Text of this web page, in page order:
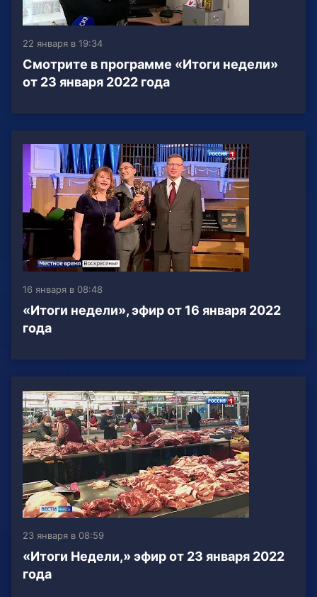
22 января в 19:34
Смотрите в программе «Итоги недели»
от 23 января 2022 года
16 января в 08:48
«Итоги недели», эфир от 16 января 2022
года
23 января в 08:59
«Итоги Недели,» эфир от 23 января 2022
года